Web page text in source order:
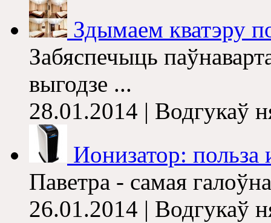
Здымаем кватэру
Забяспечыць
выгодзе ...
28.01.2014 | Водгукаў
Ионизатор: польза
Паветра - самая
26.01.2014 | Водгукаў